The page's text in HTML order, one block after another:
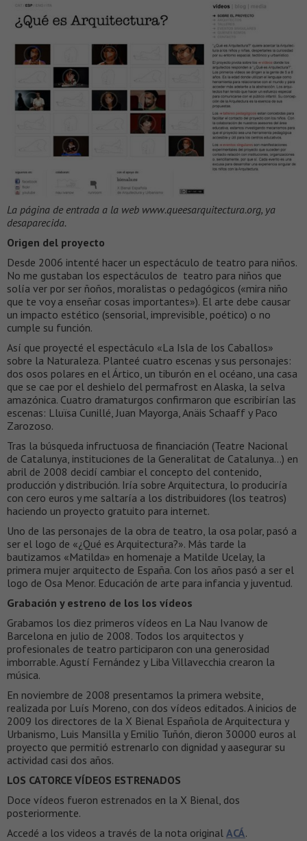
La página de entrada a la web www.queesarquitectura.org, ya
desaparecida.
Origen del proyecto
Desde 2006 intenté hacer un espectáculo de teatro para niños.
No me gustaban los espectáculos de teatro para niños que
solía ver por ser ñoños, moralistas o pedagógicos («mira niño
que te voy a enseñar cosas importantes»). El arte debe causar
un impacto estético (sensorial, imprevisible, poético) o no
cumple su función.
Así que proyecté el espectáculo «La Isla de los Caballos»
sobre la Naturaleza. Planteé cuatro escenas y sus personajes:
dos osos polares en el Ártico, un tiburón en el océano, una casa
que se cae por el deshielo del permafrost en Alaska, la selva
amazónica. Cuatro dramaturgos confirmaron que escribirían las
escenas: Lluïsa Cunillé, Juan Mayorga, Anäis Schaaff y Paco
Zarozoso.
Tras la búsqueda infructuosa de financiación (Teatre Nacional
de Catalunya, instituciones de la Generalitat de Catalunya…) en
abril de 2008 decidí cambiar el concepto del contenido,
producción y distribución. Iría sobre Arquitectura, lo produciría
con cero euros y me saltaría a los distribuidores (los teatros)
haciendo un proyecto gratuito para internet.
Uno de las personajes de la obra de teatro, la osa polar, pasó a
ser el logo de «¿Qué es Arquitectura?». Más tarde la
bautizamos «Matilda» en homenaje a Matilde Ucelay, la
primera mujer arquitecto de España. Con los años pasó a ser el
logo de Osa Menor. Educación de arte para infancia y juventud.
Grabación y estreno de los los vídeos
Grabamos los diez primeros vídeos en La Nau Ivanow de
Barcelona en julio de 2008. Todos los arquitectos y
profesionales de teatro participaron con una generosidad
imborrable. Agustí Fernández y Liba Villavecchia crearon la
música.
En noviembre de 2008 presentamos la primera website,
realizada por Luís Moreno, con dos vídeos editados. A inicios de
2009 los directores de la X Bienal Española de Arquitectura y
Urbanismo, Luis Mansilla y Emilio Tuñón, dieron 30000 euros al
proyecto que permitió estrenarlo con dignidad y aasegurar su
actividad casi dos años.
LOS CATORCE VÍDEOS ESTRENADOS
Doce vídeos fueron estrenados en la X Bienal, dos
posteriormente.
Accedé a los videos a través de la nota original ACÁ.